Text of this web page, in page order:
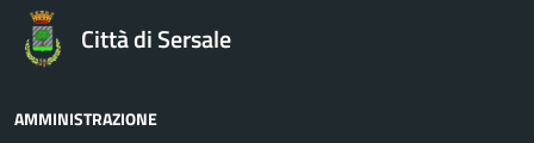
Città di Sersale
AMMINISTRAZIONE